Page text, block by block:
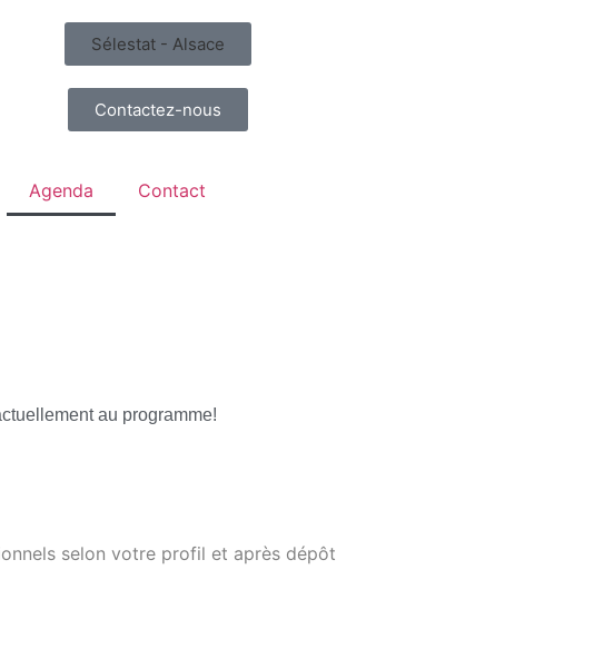
Sélestat - Alsace
Contactez-nous
Agenda Contact
au programme!
selon votre profil et après dépôt